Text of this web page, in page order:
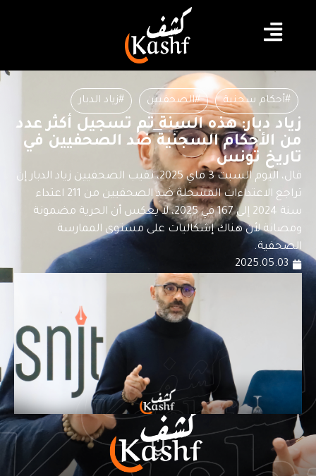
#أحكام سجنية #الصحفيين #زياد الدبار
زياد دبار: هذه السنة تم تسجيل أكثر عدد
من الأحكام السجنية ضد الصحفيين في
تاريخ تونس
قال، اليوم السبت 3 ماي 2025، نقيب الصحفيين زياد الدبار إن
تراجع الاعتداءات المسجلة ضد الصحفيين من 211 اعتداء
سنة 2024 إلى 167 في 2025، لا يعكس أن الحرية مضمونة
ومصانة لأن هناك إشكاليات على مستوى الممارسة
الصحفية.
2025.05.03